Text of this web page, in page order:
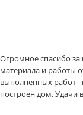
Огромное спасибо за
материала и работы
выполненных работ -
построен дом. Удачи